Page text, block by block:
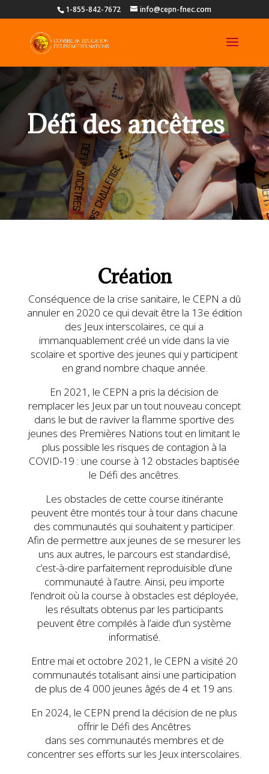
1-855-842-7672 info@cepn-fnec.com
Défi des ancêtres
Création
Conséquence de la crise sanitaire, le CEPN a dû
annuler en 2020 ce qui devait être la 13e édition
des Jeux interscolaires, ce qui a
immanquablement créé un vide dans la vie
scolaire et sportive des jeunes qui y participent
en grand nombre chaque année.
En 2021, le CEPN a pris la décision de
remplacer les Jeux par un tout nouveau concept
dans le but de raviver la flamme sportive des
jeunes des Premières Nations tout en limitant le
plus possible les risques de contagion à la
COVID-19 : une course à 12 obstacles baptisée
le Défi des ancêtres.
Les obstacles de cette course itinérante
peuvent être montés tour à tour dans chacune
des communautés qui souhaitent y participer.
Afin de permettre aux jeunes de se mesurer les
uns aux autres, le parcours est standardisé,
c’est-à-dire parfaitement reproduisible d’une
communauté à l’autre. Ainsi, peu importe
l’endroit où la course à obstacles est déployée,
les résultats obtenus par les participants
peuvent être compilés à l’aide d’un système
informatisé.
Entre mai et octobre 2021, le CEPN a visité 20
communautés totalisant ainsi une participation
de plus de 4 000 jeunes âgés de 4 et 19 ans.
En 2024, le CEPN prend la décision de ne plus
offrir le Défi des Ancêtres
dans ses communautés membres et de
concentrer ses efforts sur les Jeux interscolaires.